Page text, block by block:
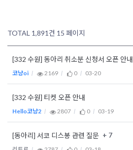
TOTAL 1,891건 15 페이지
[332 수원] 동아리 취소분 신청서 오픈 안내
코냥oi 2169 0 03-20
[332 수원] 티켓 오픈 안내
Hello코냥2 2807 0 03-19
[동아리] 서코 디스봉 관련 질문 + 7